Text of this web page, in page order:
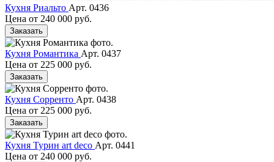
Кухня Риальто Арт. 0436
Цена от 240 000 руб.
Заказать
Кухня Романтика Арт. 0437
Цена от 225 000 руб.
Заказать
Кухня Сорренто Арт. 0438
Цена от 225 000 руб.
Заказать
Кухня Турин art deco Арт. 0441
Цена от 240 000 руб.